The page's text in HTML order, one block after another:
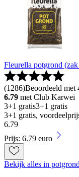
Fleurella potgrond
(1286)Beoordeeld met
6.79 met Club Karwei
3+1 gratis3+1 gratis
3+1 gratis,
6.79
Prijs: 6.79 euro
Bekijk alles in potgrond